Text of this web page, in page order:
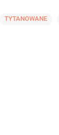
TYTANOWANE